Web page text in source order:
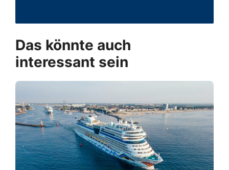
Das könnte auch
interessant sein